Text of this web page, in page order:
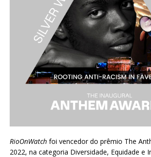
RioOnWatch foi vencedor do prêmio The
2022, na categoria Diversidade, Equidade e